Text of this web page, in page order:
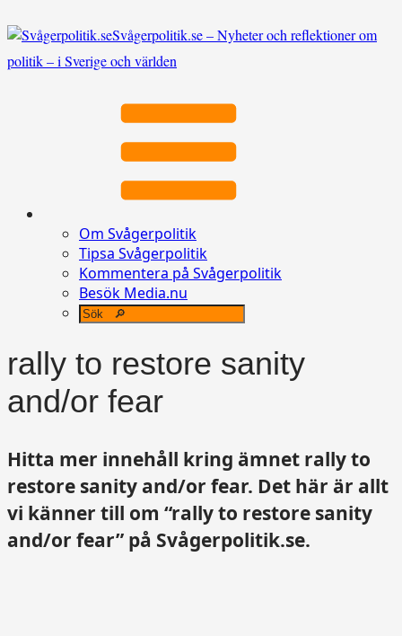
Svågerpolitik.se – Nyheter och reflektioner om
politik – i Sverige och världen
Om Svågerpolitik
Tipsa Svågerpolitik
Kommentera på Svågerpolitik
Besök Media.nu
rally to restore sanity
and/or fear
Hitta mer innehåll kring ämnet rally to
restore sanity and/or fear. Det här är allt
vi känner till om “rally to restore sanity
and/or fear” på Svågerpolitik.se.